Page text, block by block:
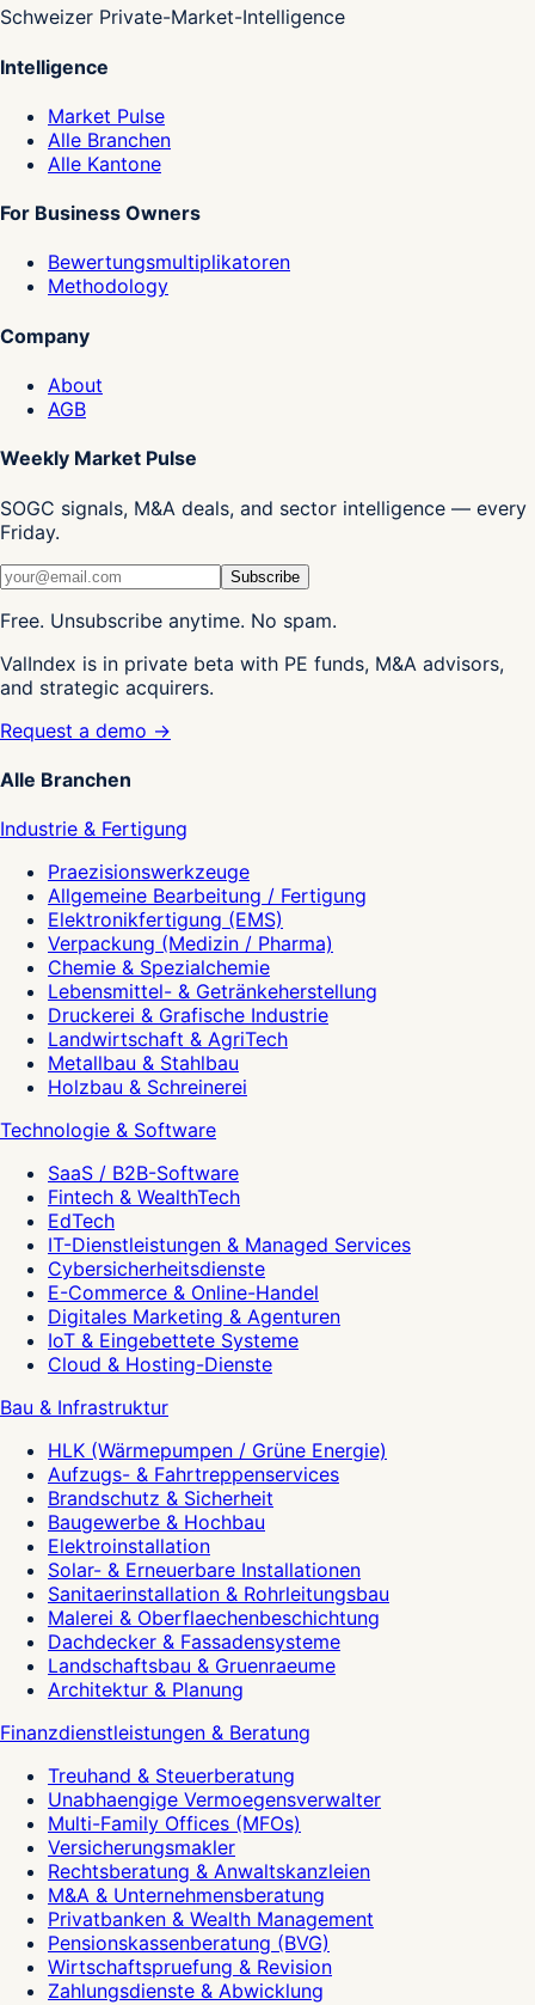
Schweizer Private-Market-Intelligence
Intelligence
Market Pulse
Alle Branchen
Alle Kantone
For Business Owners
Bewertungsmultiplikatoren
Methodology
Company
About
AGB
Weekly Market Pulse
SOGC signals, M&A deals, and sector intelligence — every
Friday.
Subscribe
Free. Unsubscribe anytime. No spam.
ValIndex is in private beta with PE funds, M&A advisors,
and strategic acquirers.
Request a demo →
Alle Branchen
Industrie & Fertigung
Praezisionswerkzeuge
Allgemeine Bearbeitung / Fertigung
Elektronikfertigung (EMS)
Verpackung (Medizin / Pharma)
Chemie & Spezialchemie
Lebensmittel- & Getränkeherstellung
Druckerei & Grafische Industrie
Landwirtschaft & AgriTech
Metallbau & Stahlbau
Holzbau & Schreinerei
Technologie & Software
SaaS / B2B-Software
Fintech & WealthTech
EdTech
IT-Dienstleistungen & Managed Services
Cybersicherheitsdienste
E-Commerce & Online-Handel
Digitales Marketing & Agenturen
IoT & Eingebettete Systeme
Cloud & Hosting-Dienste
Bau & Infrastruktur
HLK (Wärmepumpen / Grüne Energie)
Aufzugs- & Fahrtreppenservices
Brandschutz & Sicherheit
Baugewerbe & Hochbau
Elektroinstallation
Solar- & Erneuerbare Installationen
Sanitaerinstallation & Rohrleitungsbau
Malerei & Oberflaechenbeschichtung
Dachdecker & Fassadensysteme
Landschaftsbau & Gruenraeume
Architektur & Planung
Finanzdienstleistungen & Beratung
Treuhand & Steuerberatung
Unabhaengige Vermoegensverwalter
Multi-Family Offices (MFOs)
Versicherungsmakler
Rechtsberatung & Anwaltskanzleien
M&A & Unternehmensberatung
Privatbanken & Wealth Management
Pensionskassenberatung (BVG)
Wirtschaftspruefung & Revision
Zahlungsdienste & Abwicklung